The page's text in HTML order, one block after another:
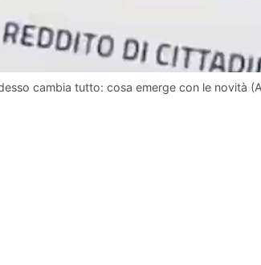
cambia tutto: cosa emerge con le novità